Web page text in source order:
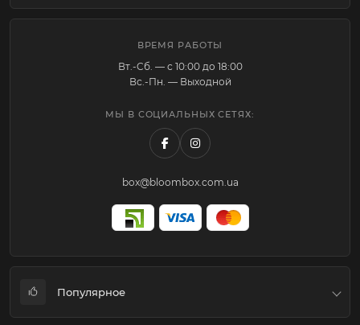
ВРЕМЯ РАБОТЫ
Вт.-Cб. — с 10:00 до 18:00
Вс.-Пн. — Выходной
МЫ В СОЦИАЛЬНЫХ СЕТЯХ:
box@bloombox.com.ua
Популярное